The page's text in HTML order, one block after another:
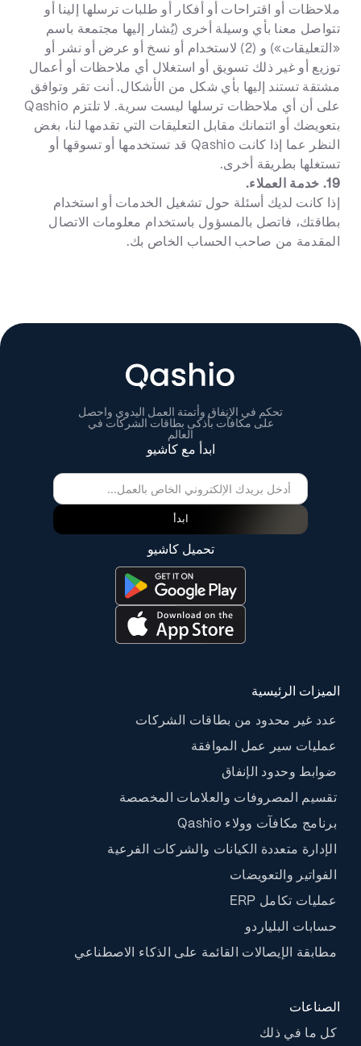
ملاحظات أو اقتراحات أو أفكار أو طلبات ترسلها إلينا أو
تتواصل معنا بأي وسيلة أخرى (يُشار إليها مجتمعة باسم
«التعليقات») و (2) لاستخدام أو نسخ أو عرض أو نشر أو
توزيع أو غير ذلك تسويق أو استغلال أي ملاحظات أو أعمال
مشتقة تستند إليها بأي شكل من الأشكال. أنت تقر وتوافق
على أن أي ملاحظات ترسلها ليست سرية. لا تلتزم Qashio
بتعويضك أو ائتمانك مقابل التعليقات التي تقدمها لنا، بغض
النظر عما إذا كانت Qashio قد تستخدمها أو تسوقها أو
تستغلها بطريقة أخرى.
19. خدمة العملاء.
إذا كانت لديك أسئلة حول تشغيل الخدمات أو استخدام
بطاقتك، فاتصل بالمسؤول باستخدام معلومات الاتصال
المقدمة من صاحب الحساب الخاص بك.
تحكم في الإنفاق وأتمتة العمل اليدوي واحصل
على مكافآت بأذكى بطاقات الشركات في
العالم
ابدأ مع كاشيو
ابدأ
تحميل كاشيو
الميزات الرئيسية
عدد غير محدود من بطاقات الشركات
عمليات سير عمل الموافقة
ضوابط وحدود الإنفاق
تقسيم المصروفات والعلامات المخصصة
برنامج مكافآت وولاء Qashio
الإدارة متعددة الكيانات والشركات الفرعية
الفواتير والتعويضات
عمليات تكامل ERP
حسابات البلياردو
مطابقة الإيصالات القائمة على الذكاء الاصطناعي
الصناعات
كل ما في ذلك